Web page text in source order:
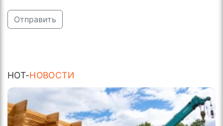
Отправить
HOT-НОВОСТИ